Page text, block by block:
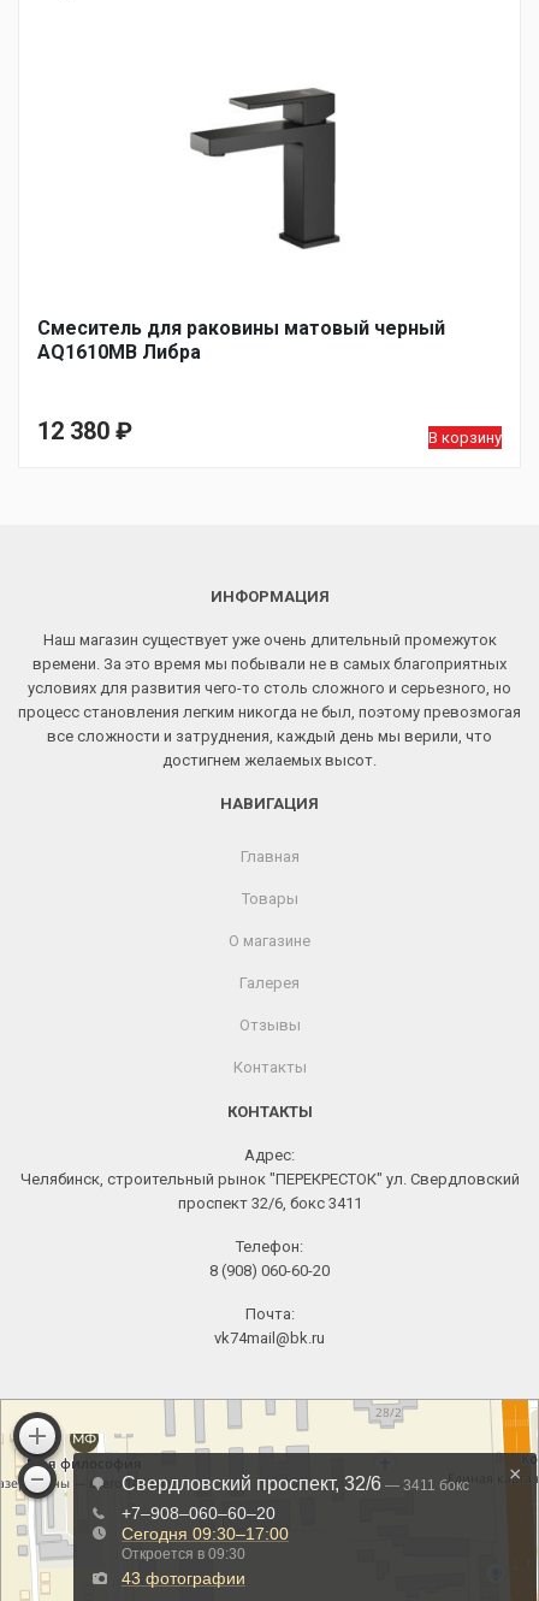
Смеситель для раковины матовый черный
AQ1610MB Либра
12 380 ₽ В корзину
ИНФОРМАЦИЯ
Наш магазин существует уже очень длительный промежуток
времени. За это время мы побывали не в самых благоприятных
условиях для развития чего-то столь сложного и серьезного, но
процесс становления легким никогда не был, поэтому превозмогая
все сложности и затруднения, каждый день мы верили, что
достигнем желаемых высот.
НАВИГАЦИЯ
Главная
Товары
О магазине
Галерея
Отзывы
Контакты
КОНТАКТЫ
Адрес:
Челябинск, строительный рынок "ПЕРЕКРЕСТОК" ул. Свердловский
проспект 32/6, бокс 3411
Телефон:
8 (908) 060-60-20
Почта:
vk74mail@bk.ru